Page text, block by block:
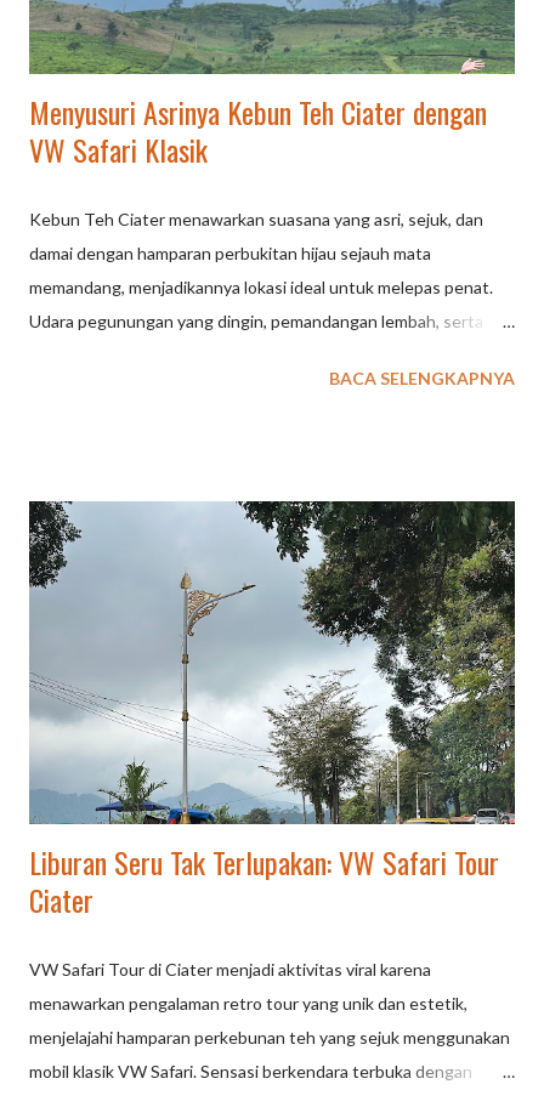
tujuan edukatif, seperti pengembangan diri, kep...
Menyusuri Asrinya Kebun Teh Ciater dengan
VW Safari Klasik
Kebun Teh Ciater menawarkan suasana yang asri, sejuk, dan
damai dengan hamparan perbukitan hijau sejauh mata
memandang, menjadikannya lokasi ideal untuk melepas penat.
Udara pegunungan yang dingin, pemandangan lembah, serta
piknik santai. Berikut detail keindahan dan aktivitas di Kebun
kawasan sekitar Asstro Highlands Ciater. Spot Santai dan
Kuliner: Banyak spot untuk berhenti, salah satunya yang
tersembunyi di sekitar jalur utama, di mana pengunjung bisa
berlesehan di saung-saung gratis, menikmati kuliner seperti teh
hangat, atau makanan ringan di pinggir jalan. Aktivitas Menarik:
pengunjung dapat melakukan trekking ringan, berfoto di tengah
kebun teh, atau berkeliling menggunakan VW Safari yang unik.
Lokasi Populer: Kawasan ini berdekatan dengan tempat w...
BACA SELENGKAPNYA
Liburan Seru Tak Terlupakan: VW Safari Tour
Ciater
VW Safari Tour di Ciater menjadi aktivitas viral karena
menawarkan pengalaman retro tour yang unik dan estetik,
menjelajahi hamparan perkebunan teh yang sejuk menggunakan
mobil klasik VW Safari. Sensasi berkendara terbuka dengan